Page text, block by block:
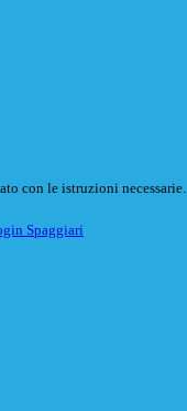
con le istruzioni necessarie.
Spaggiari